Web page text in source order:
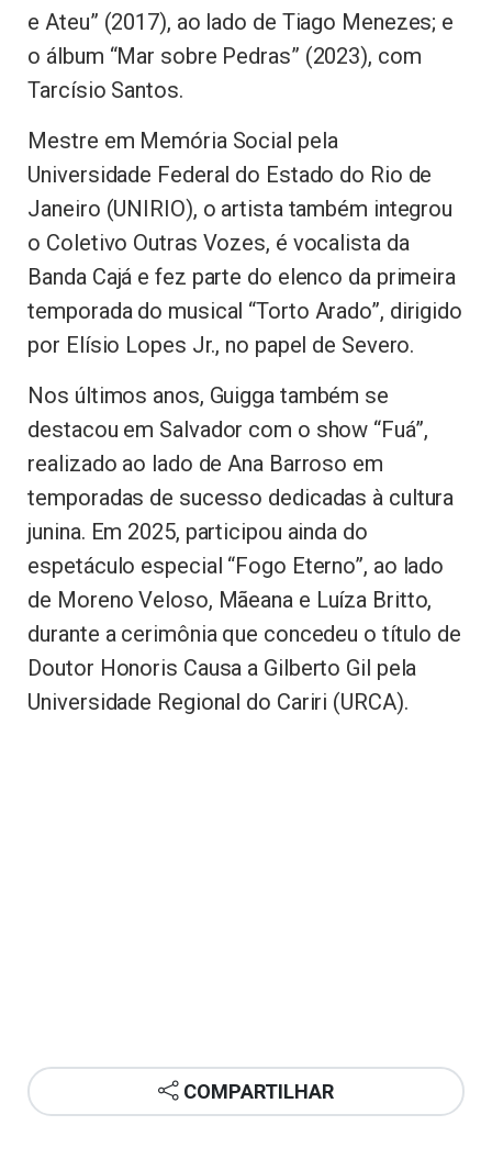
e Ateu” (2017), ao lado de Tiago Menezes; e
o álbum “Mar sobre Pedras” (2023), com
Tarcísio Santos.
Mestre em Memória Social pela
Universidade Federal do Estado do Rio de
Janeiro (UNIRIO), o artista também integrou
o Coletivo Outras Vozes, é vocalista da
Banda Cajá e fez parte do elenco da primeira
temporada do musical “Torto Arado”, dirigido
por Elísio Lopes Jr., no papel de Severo.
Nos últimos anos, Guigga também se
destacou em Salvador com o show “Fuá”,
realizado ao lado de Ana Barroso em
temporadas de sucesso dedicadas à cultura
junina. Em 2025, participou ainda do
espetáculo especial “Fogo Eterno”, ao lado
de Moreno Veloso, Mãeana e Luíza Britto,
durante a cerimônia que concedeu o título de
Doutor Honoris Causa a Gilberto Gil pela
Universidade Regional do Cariri (URCA).
COMPARTILHAR